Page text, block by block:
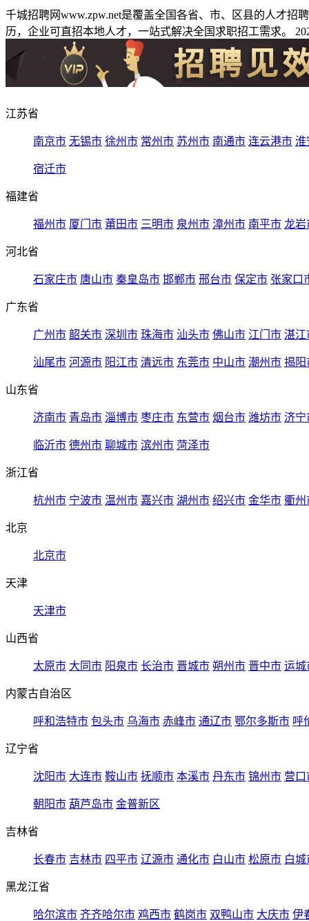
千城招聘网www.zpw.net是覆盖全国各省、市、区县的人才
历，企业可直招本地人才，一站式解决全国求职招工需求。
江苏省
南京市 无锡市 徐州市 常州市 苏州市 南通市 连云港市 淮
宿迁市
福建省
福州市 厦门市 莆田市 三明市 泉州市 漳州市 南平市 龙岩
河北省
石家庄市 唐山市 秦皇岛市 邯郸市 邢台市 保定市 张家口
广东省
广州市 韶关市 深圳市 珠海市 汕头市 佛山市 江门市 湛江
汕尾市 河源市 阳江市 清远市 东莞市 中山市 潮州市 揭阳
山东省
济南市 青岛市 淄博市 枣庄市 东营市 烟台市 潍坊市 济宁
临沂市 德州市 聊城市 滨州市 菏泽市
浙江省
杭州市 宁波市 温州市 嘉兴市 湖州市 绍兴市 金华市 衢州
北京
北京市
天津
天津市
山西省
太原市 大同市 阳泉市 长治市 晋城市 朔州市 晋中市 运城
内蒙古自治区
呼和浩特市 包头市 乌海市 赤峰市 通辽市 鄂尔多斯市 呼
辽宁省
沈阳市 大连市 鞍山市 抚顺市 本溪市 丹东市 锦州市 营口
朝阳市 葫芦岛市 金普新区
吉林省
长春市 吉林市 四平市 辽源市 通化市 白山市 松原市 白城
黑龙江省
哈尔滨市 齐齐哈尔市 鸡西市 鹤岗市 双鸭山市 大庆市 伊